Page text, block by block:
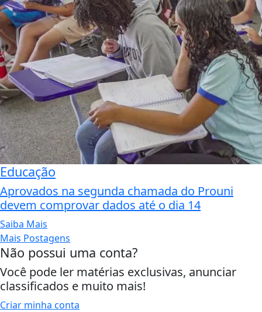
Educação
Aprovados na segunda chamada do Prouni
devem comprovar dados até o dia 14
Saiba Mais
Mais Postagens
Não possui uma conta?
Você pode ler matérias exclusivas, anunciar
classificados e muito mais!
Criar minha conta